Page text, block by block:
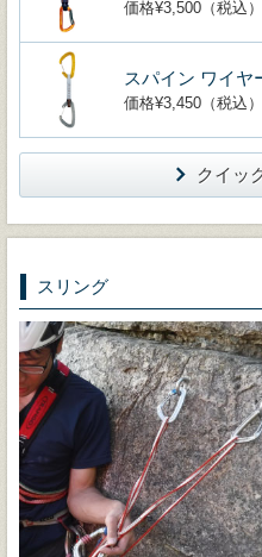
価格¥3,500（税込）
スパイン ワイヤ
価格¥3,450（税込）
クイッ
スリング